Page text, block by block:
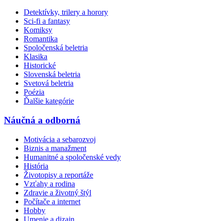
Detektívky, trilery a horory
Sci-fi a fantasy
Komiksy
Romantika
Spoločenská beletria
Klasika
Historické
Slovenská beletria
Svetová beletria
Poézia
Ďalšie kategórie
Náučná a odborná
Motivácia a sebarozvoj
Biznis a manažment
Humanitné a spoločenské vedy
História
Životopisy a reportáže
Vzťahy a rodina
Zdravie a životný štýl
Počítače a internet
Hobby
Umenie a dizajn